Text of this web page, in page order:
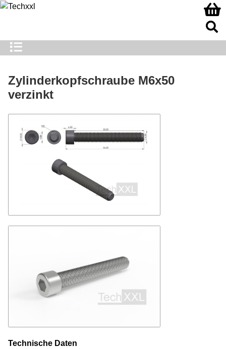
Zylinderkopfschraube M6x50
verzinkt
Technische Daten